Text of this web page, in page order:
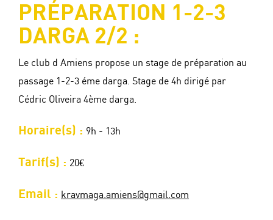
PRÉPARATION 1-2-3
DARGA 2/2 :
Le club d Amiens propose un stage de préparation au
passage 1-2-3 éme darga. Stage de 4h dirigé par
Cédric Oliveira 4ème darga.
Horaire(s) : 9h - 13h
Tarif(s) : 20€
Email : kravmaga.amiens@gmail.com